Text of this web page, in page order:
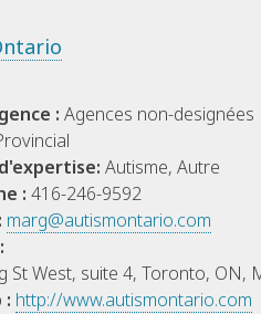
: Agences non-designées
Autisme, Autre
: 416-246-9592
marg@autismontario.com
St West, suite 4, Toronto, ON,
: http://www.autismontario.com